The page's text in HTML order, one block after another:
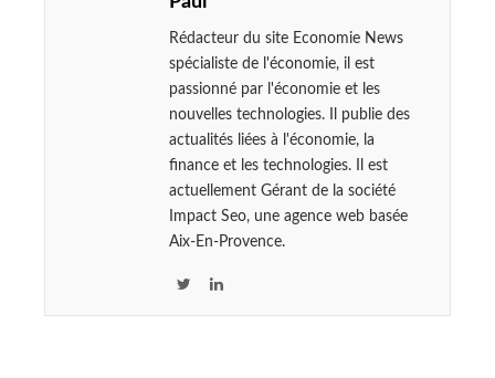
Rédacteur du site Economie News
spécialiste de l'économie, il est
passionné par l'économie et les
nouvelles technologies. Il publie des
actualités liées à l'économie, la
finance et les technologies. Il est
actuellement Gérant de la société
Impact Seo, une agence web basée
Aix-En-Provence.
L